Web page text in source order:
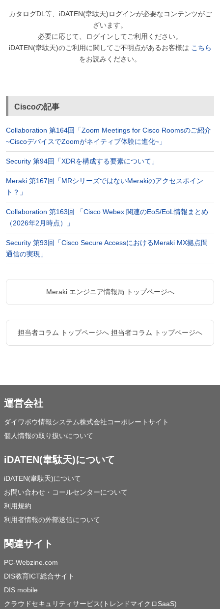
カタログDL等、iDATEN(韋駄天)ログインが必要なコンテンツがご
ざいます。
必要に応じて、ログインしてご利用ください。
iDATEN(韋駄天)のご利用に関してご不明点があるお客様は こちら
をお読みください。
Ciscoの記事
Collaboration 第164回「Zoom Meetings for Cisco Roomsのご紹介
~CiscoデバイスでZoomがネイティブ体験に進化~」
Security 第94回「XDRを構成する要素について」
Meraki 第167回「MRシリーズではないMerakiのアクセスポイン
ト？」
Collaboration 第163回 「Cisco Webex 関連のEoS/EoL情報まとめ
（2026年2月時点）」
Security 第93回「Cisco Secure AccessにおけるMeraki MX拠点間
通信の実現」
Meraki エンジニア情報局 トップページへ
担当者コラム トップページへ 担当者コラム トップページへ
運営会社
ダイワボウ情報システム株式会社コーポレートサイト
個人情報の取り扱いについて
iDATEN(韋駄天)について
iDATEN(韋駄天)について
お問い合わせ・コールセンターについて
利用規約
利用者情報の外部送信について
関連サイト
PC-Webzine.com
DIS教育ICT総合サイト
DIS mobile
クラウドセキュリティサービス(トレンドマイクロSaaS)